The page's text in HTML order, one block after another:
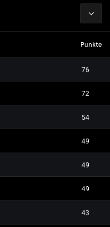
Punkte
76
72
54
49
49
49
43